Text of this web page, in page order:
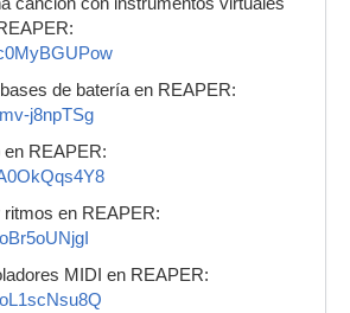
de batería en REAPER:
j8npTSg
en REAPER:
en REAPER:
MIDI en REAPER: